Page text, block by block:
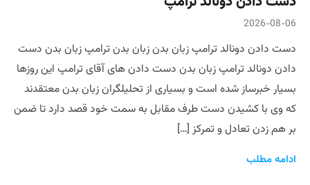
2026-08-06
دست دادن دونالد ترامپ زبان بدن زبان بدن ترامپ زبان بدن دست
دادن دونالد ترامپ زبان بدن دست دادن های آقای ترامپ این روزها
بسیار خبرساز شده است و بسیاری از تحلیلگران زبان بدن معتقدند
که وی با کشیدن دست طرف مقابل به سمت خود قصد دارد تا ضمن
بر هم زدن تعادل و تمرکز […]
ادامه مطلب